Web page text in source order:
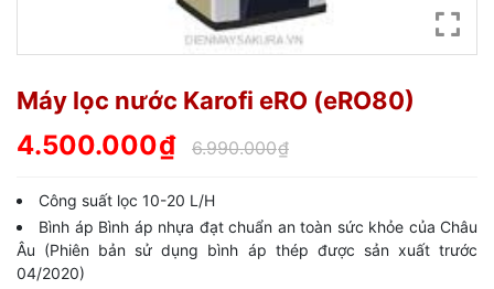
Máy lọc nước Karofi eRO (eRO80)
4.500.000₫ 6.990.000₫
Công suất lọc 10-20 L/H
Bình áp Bình áp nhựa đạt chuẩn an toàn sức khỏe của Châu
Âu (Phiên bản sử dụng bình áp thép được sản xuất trước
04/2020)